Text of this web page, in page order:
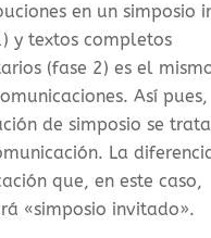
en un simposio
y textos completos
(fase 2) es el
Así
de simposio se
La
que, en este caso,
«simposio invitado».